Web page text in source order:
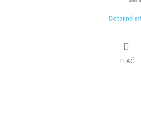
Detailné
TLAČ